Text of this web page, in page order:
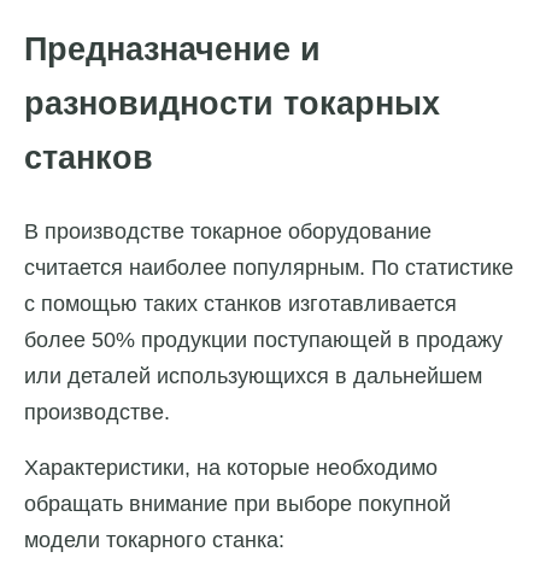
Предназначение и
разновидности токарных
станков
В производстве токарное оборудование
считается наиболее популярным. По статистике
с помощью таких станков изготавливается
более 50% продукции поступающей в продажу
или деталей использующихся в дальнейшем
производстве.
Характеристики, на которые необходимо
обращать внимание при выборе покупной
модели токарного станка: